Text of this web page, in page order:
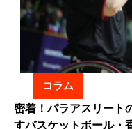
コラム
密着！パラアスリー
すバスケットボール・